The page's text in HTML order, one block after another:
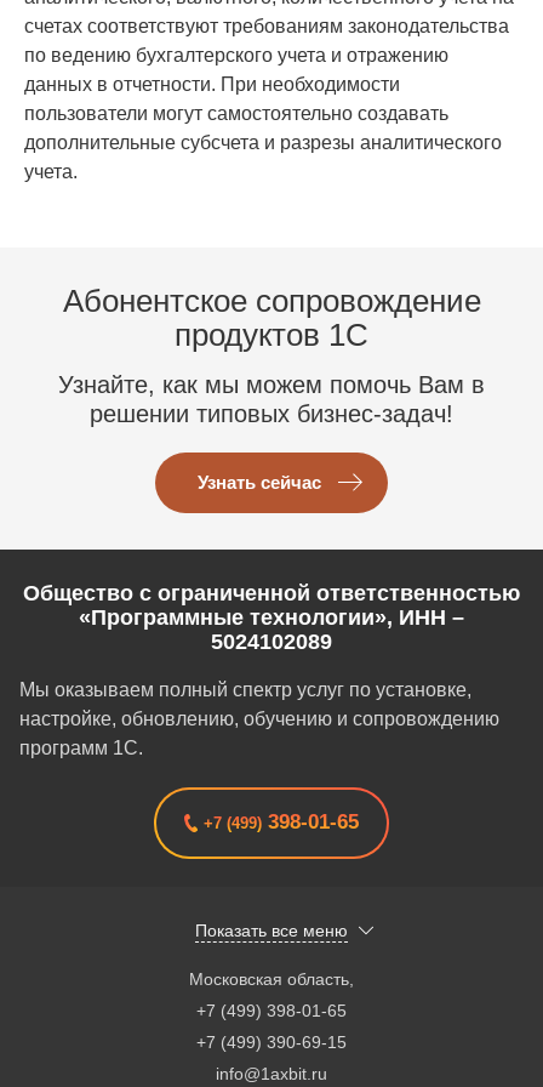
счетах соответствуют требованиям законодательства
по ведению бухгалтерского учета и отражению
данных в отчетности. При необходимости
пользователи могут самостоятельно создавать
дополнительные субсчета и разрезы аналитического
учета.
Абонентское сопровождение
продуктов 1C
Узнайте, как мы можем помочь Вам в
решении типовых бизнес-задач!
Узнать сейчас
Общество с ограниченной ответственностью
«Программные технологии», ИНН –
5024102089
Мы оказываем полный спектр услуг по установке,
настройке, обновлению, обучению и сопровождению
программ 1С.
+7 (499) 398-01-65
Показать все меню
Московская область
+7 (499) 398-01-65
+7 (499) 390-69-15
info@1axbit.ru